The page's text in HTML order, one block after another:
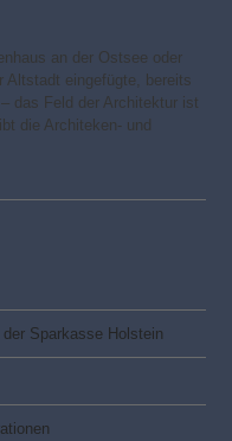
an der Ostsee oder
Altstadt eingefügte, bereits
das Feld der Architektur ist
die Architeken- und
Sparkasse Holstein